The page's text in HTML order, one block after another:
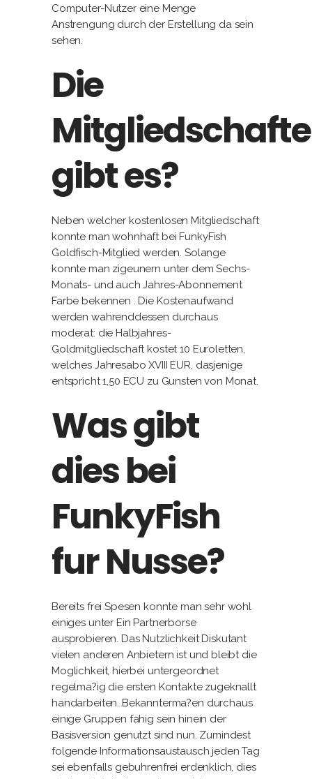
Computer-Nutzer eine Menge
Anstrengung durch der Erstellung da sein
sehen.
Die
gibt es?
Neben welcher kostenlosen Mitgliedschaft
konnte man wohnhaft bei FunkyFish
Goldfisch-Mitglied werden. Solange
konnte man zigeunern unter dem Sechs-
Monats- und auch Jahres-Abonnement
Farbe bekennen . Die Kostenaufwand
werden wahrenddessen durchaus
moderat: die Halbjahres-
Goldmitgliedschaft kostet 10 Euroletten,
welches Jahresabo XVIII EUR, dasjenige
entspricht 1,50 ECU zu Gunsten von Monat.
Was gibt
dies bei
FunkyFish
fur Nusse?
Bereits frei Spesen konnte man sehr wohl
einiges unter Ein Partnerborse
ausprobieren. Das Nutzlichkeit Diskutant
vielen anderen Anbietern ist und bleibt die
Moglichkeit, hierbei untergeordnet
regelma?ig die ersten Kontakte zugeknallt
handarbeiten. Bekannterma?en durchaus
einige Gruppen fahig sein hinein der
Basisversion genutzt sind nun. Zumindest
folgende Informationsaustausch jeden Tag
sei ebenfalls gebuhrenfrei erdenklich, dies